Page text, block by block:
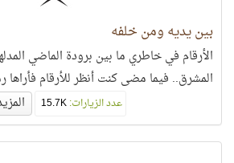
بين يديه ومن خلفه
الأرقام في خاطري ما بين برودة الماضي
المشرق.. فيما مضى كنت أنظر للأرقام فأراها
عدد الزيارات:15.7K